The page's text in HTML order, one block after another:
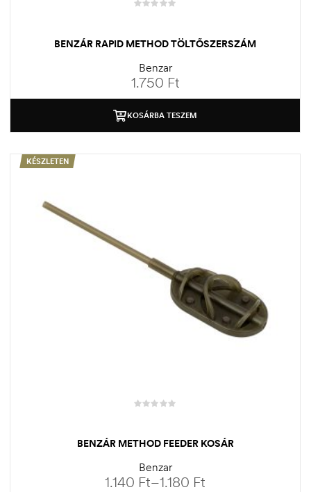
BENZÁR RAPID METHOD TÖLTŐSZERSZÁM
Benzar
1.750 Ft
KOSÁRBA TESZEM
KÉSZLETEN
BENZÁR METHOD FEEDER KOSÁR
Benzar
1.140 Ft–1.180 Ft